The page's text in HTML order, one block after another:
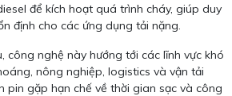
để kích hoạt quá trình cháy, giúp duy
định cho các ứng dụng tải nặng.
công nghệ này hướng tới các lĩnh vực khó
nông nghiệp, logistics và vận tải
pin gặp hạn chế về thời gian sạc và công